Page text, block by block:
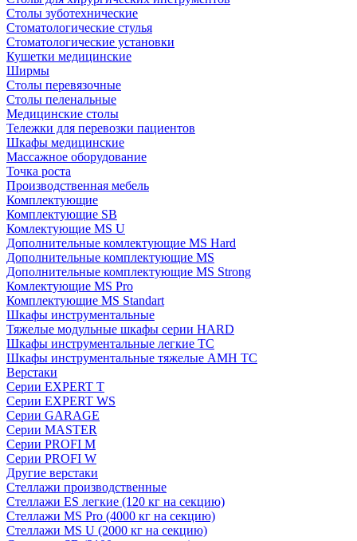
Столы зуботехнические
Стоматологические стулья
Стоматологические установки
Кушетки медицинские
Ширмы
Столы перевязочные
Столы пеленальные
Медицинские столы
Тележки для перевозки пациентов
Шкафы медицинские
Массажное оборудование
Точка роста
Производственная мебель
Комплектующие
Комплектующие SB
Комлектующие MS U
Дополнительные комлектующие MS Hard
Дополнительные комплектующие MS
Дополнительные комплектующие MS Strong
Комлектующие MS Pro
Комплектующие MS Standart
Шкафы инструментальные
Тяжелые модульные шкафы серии HARD
Шкафы инструментальные легкие ТС
Шкафы инструментальные тяжелые AMH TC
Верстаки
Серии EXPERT T
Серии EXPERT WS
Серии GARAGE
Серии MASTER
Серии PROFI M
Серии PROFI W
Другие верстаки
Стеллажи производственные
Стеллажи ES легкие (120 кг на секцию)
Стеллажи MS Pro (4000 кг на секцию)
Стеллажи MS U (2000 кг на секцию)